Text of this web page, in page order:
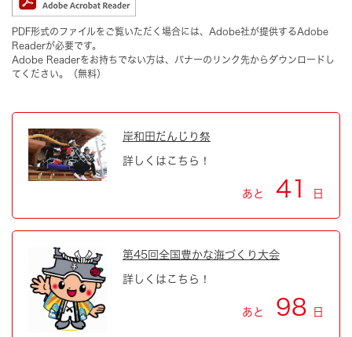
PDF形式のファイルをご覧いただく場合には、Adobe社が提供するAdobe
Readerが必要です。
Adobe Readerをお持ちでない方は、バナーのリンク先からダウンロードし
てください。（無料）
岸和田だんじり祭
詳しくはこちら！
あと 41 日
第45回全国豊かな海づくり大会
詳しくはこちら！
あと 98 日